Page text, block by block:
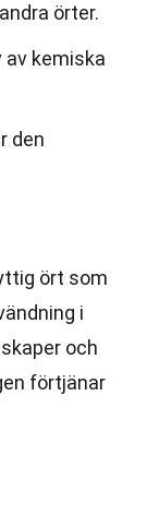
örter.
av kemiska
den
ört som
i
och
förtjänar